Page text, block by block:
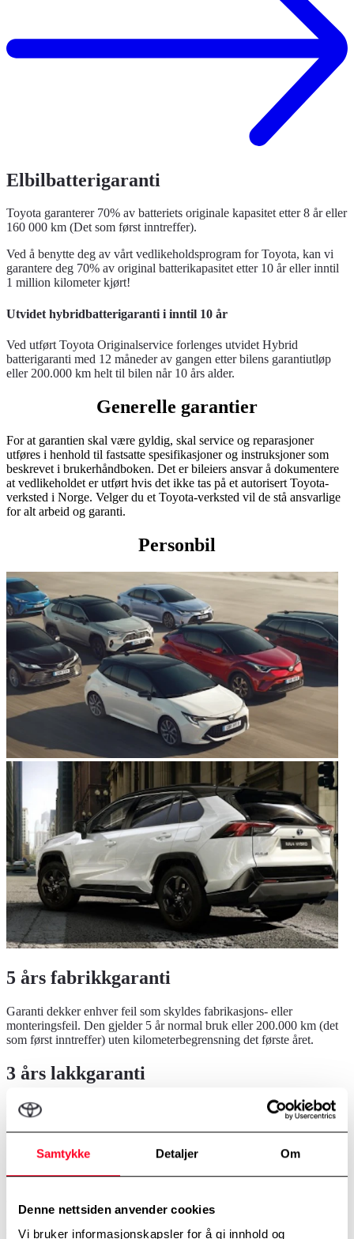
Samtykke Detaljer Om
Denne nettsiden anvender cookies
Vi bruker informasjonskapsler for å gi innhold og
Elbilbatterigaranti
Toyota garanterer 70% av batteriets originale kapasitet etter 8 år eller
160 000 km (Det som først inntreffer).
Ved å benytte deg av vårt vedlikeholdsprogram for Toyota, kan vi
garantere deg 70% av original batterikapasitet etter 10 år eller inntil
1 million kilometer kjørt!
Utvidet hybridbatterigaranti i inntil 10 år
Ved utført Toyota Originalservice forlenges utvidet Hybrid
batterigaranti med 12 måneder av gangen etter bilens garantiutløp
eller 200.000 km helt til bilen når 10 års alder.
Generelle garantier
For at garantien skal være gyldig, skal service og reparasjoner
utføres i henhold til fastsatte spesifikasjoner og instruksjoner som
beskrevet i brukerhåndboken. Det er bileiers ansvar å dokumentere
at vedlikeholdet er utført hvis det ikke tas på et autorisert Toyota-
verksted i Norge. Velger du et Toyota-verksted vil de stå ansvarlige
for alt arbeid og garanti.
Personbil
5 års fabrikkgaranti
Garanti dekker enhver feil som skyldes fabrikasjons- eller
monteringsfeil. Den gjelder 5 år normal bruk eller 200.000 km (det
som først inntreffer) uten kilometerbegrensning det første året.
3 års lakkgaranti
Garantien dekker overflaterust og lakkfeil som viser seg på et
hvilken som helst lakkert karosseripanel og som skyldes materialfeil
i 3 år, uansett kjørelengde.
karosseriet (innenfra og ut) som utvikler seg på grunn av korrosjon
som skyldes materialfeil eller produksjonsfeil.